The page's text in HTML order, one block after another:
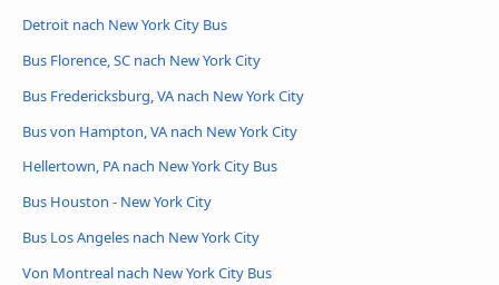
Detroit nach New York City Bus
Bus Florence, SC nach New York City
Bus Fredericksburg, VA nach New York City
Bus von Hampton, VA nach New York City
Hellertown, PA nach New York City Bus
Bus Houston - New York City
Bus Los Angeles nach New York City
Von Montreal nach New York City Bus